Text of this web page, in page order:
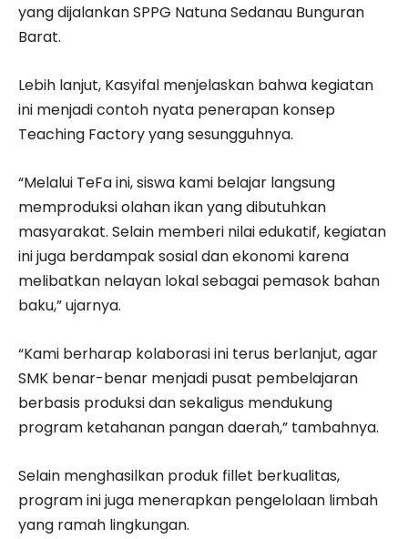
yang dijalankan SPPG Natuna Sedanau Bunguran
Barat.
Lebih lanjut, Kasyifal menjelaskan bahwa kegiatan
ini menjadi contoh nyata penerapan konsep
Teaching Factory yang sesungguhnya.
“Melalui TeFa ini, siswa kami belajar langsung
memproduksi olahan ikan yang dibutuhkan
masyarakat. Selain memberi nilai edukatif, kegiatan
ini juga berdampak sosial dan ekonomi karena
melibatkan nelayan lokal sebagai pemasok bahan
baku,” ujarnya.
“Kami berharap kolaborasi ini terus berlanjut, agar
SMK benar-benar menjadi pusat pembelajaran
berbasis produksi dan sekaligus mendukung
program ketahanan pangan daerah,” tambahnya.
Selain menghasilkan produk fillet berkualitas,
program ini juga menerapkan pengelolaan limbah
yang ramah lingkungan.